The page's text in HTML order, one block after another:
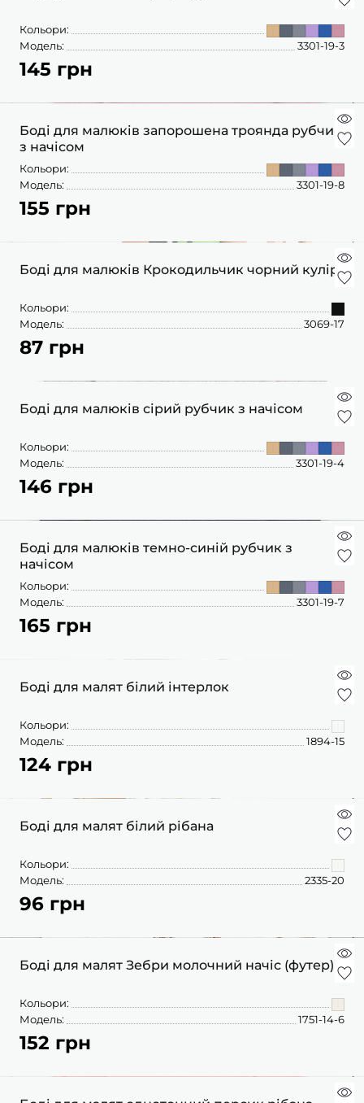
Кольори:
Модель:
3301-19-3
145 грн
Боді для малюків запорошена троянда рубчик
з начісом
Кольори:
Модель:
3301-19-8
155 грн
Боді для малюків Крокодильчик чорний кулір
Кольори:
Модель:
3069-17
87 грн
Боді для малюків сірий рубчик з начісом
Кольори:
Модель:
3301-19-4
146 грн
Боді для малюків темно-синій рубчик з
начісом
Кольори:
Модель:
3301-19-7
165 грн
Боді для малят білий інтерлок
Кольори:
Модель:
1894-15
124 грн
Боді для малят білий рібана
Кольори:
Модель:
2335-20
96 грн
Боді для малят Зебри молочний начіс (футер)
Кольори:
Модель:
1751-14-6
152 грн